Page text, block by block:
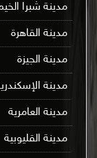
مدينة شبرا
مدينة القاهرة
مدينة الجيزة
مدينة
مدينة العامرية
مدينة القليوبية